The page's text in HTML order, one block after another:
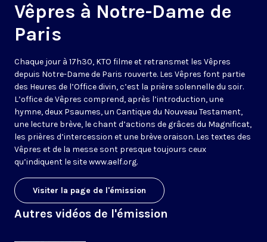
Vêpres à Notre-Dame de
Paris
Chaque jour à 17h30, KTO filme et retransmet les Vêpres
depuis Notre-Dame de Paris rouverte. Les Vêpres font partie
des Heures de l’Office divin, c’est la prière solennelle du soir.
L’office de Vêpres comprend, après l’introduction, une
hymne, deux Psaumes, un Cantique du Nouveau Testament,
une lecture brève, le chant d’actions de grâces du Magnificat,
les prières d’intercession et une brève oraison. Les textes des
Vêpres et de la messe sont presque toujours ceux
qu’indiquent le sitewww.aelf.org.
Visiter la page de l'émission
Autres vidéos de l'émission